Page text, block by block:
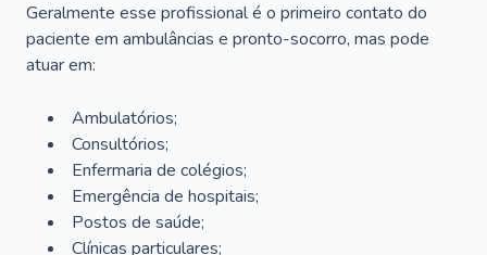
Geralmente esse profissional é o primeiro contato do
paciente em ambulâncias e pronto-socorro, mas pode
atuar em:
Ambulatórios;
Consultórios;
Enfermaria de colégios;
Emergência de hospitais;
Postos de saúde;
Clínicas particulares;